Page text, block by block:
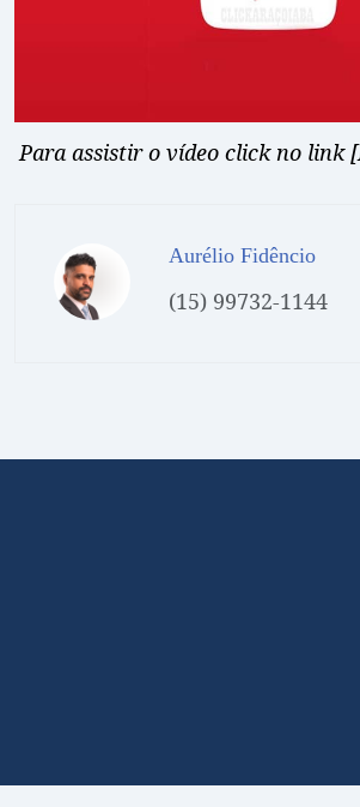
Para assistir o vídeo click no link
Aurélio Fidêncio
(15) 99732-1144